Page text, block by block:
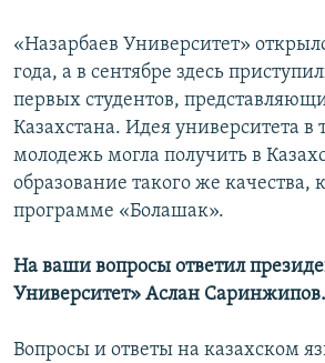
«Назарбаев Университет»
года, а в сентябре здесь
первых студентов,
Казахстана. Идея университета в
молодежь могла получить в
образование такого же качества,
программе «Болашак».
На ваши вопросы ответил
Университет» Аслан Саринжипов.
Вопросы и ответы на казахском